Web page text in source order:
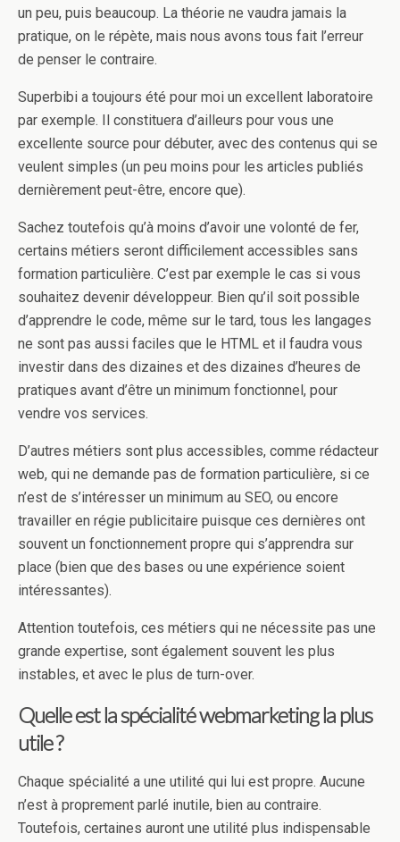
un peu, puis beaucoup. La théorie ne vaudra jamais la
pratique, on le répète, mais nous avons tous fait l’erreur
de penser le contraire.
Superbibi a toujours été pour moi un excellent laboratoire
par exemple. Il constituera d’ailleurs pour vous une
excellente source pour débuter, avec des contenus qui se
veulent simples (un peu moins pour les articles publiés
dernièrement peut-être, encore que).
Sachez toutefois qu’à moins d’avoir une volonté de fer,
certains métiers seront difficilement accessibles sans
formation particulière. C’est par exemple le cas si vous
souhaitez devenir développeur. Bien qu’il soit possible
d’apprendre le code, même sur le tard, tous les langages
ne sont pas aussi faciles que le HTML et il faudra vous
investir dans des dizaines et des dizaines d’heures de
pratiques avant d’être un minimum fonctionnel, pour
vendre vos services.
D’autres métiers sont plus accessibles, comme rédacteur
web, qui ne demande pas de formation particulière, si ce
n’est de s’intéresser un minimum au SEO, ou encore
travailler en régie publicitaire puisque ces dernières ont
souvent un fonctionnement propre qui s’apprendra sur
place (bien que des bases ou une expérience soient
intéressantes).
Attention toutefois, ces métiers qui ne nécessite pas une
grande expertise, sont également souvent les plus
instables, et avec le plus de turn-over.
Quelle est la spécialité webmarketing la plus
utile ?
Chaque spécialité a une utilité qui lui est propre. Aucune
n’est à proprement parlé inutile, bien au contraire.
Toutefois, certaines auront une utilité plus indispensable